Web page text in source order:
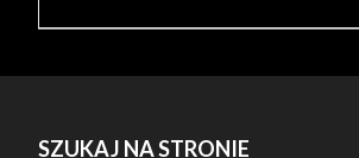
SZUKAJ NA STRONIE